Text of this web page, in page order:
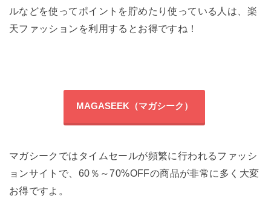
ルなどを使ってポイントを貯めたり使っている人は、楽
天ファッションを利用するとお得ですね！
MAGASEEK（マガシーク）
マガシークではタイムセールが頻繁に行われるファッシ
ョンサイトで、60％～70%OFFの商品が非常に多く大変
お得ですよ。